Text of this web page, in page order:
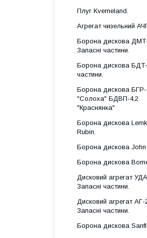
Плуг Kverneland.
Агрегат чизельний
Борона дискова
Запасні частини.
Борона дискова БДТ-
частини.
Борона дискова БГР-
"Солоха" БДВП-4,2
"Краснянка"
Борона дискова
Rubin.
Борона дискова John
Борона дискова
Дисковий агрегат
Запасні частини.
Дисковий агрегат АГ-
Запасні частини.
Борона дискова